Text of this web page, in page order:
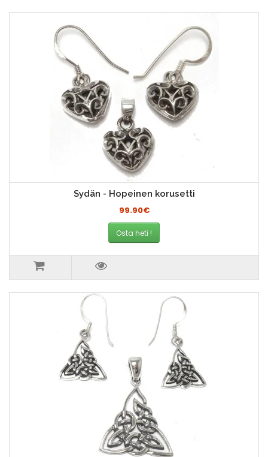
Sydän - Hopeinen korusetti
99.90€
Osta heti !